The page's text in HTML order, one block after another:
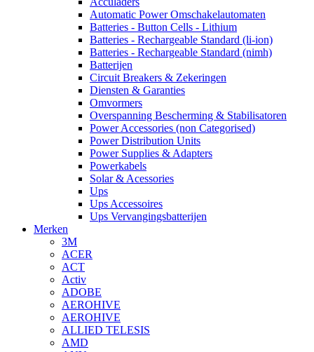
Automatic Power Omschakelautomaten
Batteries - Button Cells - Lithium
Batteries - Rechargeable Standard (li-ion)
Batteries - Rechargeable Standard (nimh)
Batterijen
Circuit Breakers & Zekeringen
Diensten & Garanties
Omvormers
Overspanning Bescherming & Stabilisatoren
Power Accessories (non Categorised)
Power Distribution Units
Power Supplies & Adapters
Powerkabels
Solar & Acessories
Ups
Ups Accessoires
Ups Vervangingsbatterijen
Merken
3M
ACER
ACT
Activ
ADOBE
AEROHIVE
AEROHIVE
ALLIED TELESIS
AMD